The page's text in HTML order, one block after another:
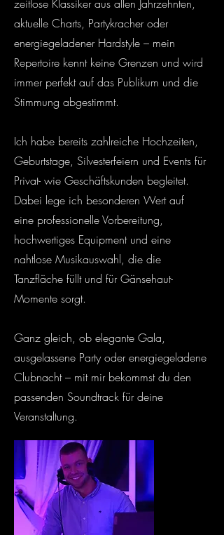
zeitlose Klassiker aus allen Jahrzehnten,
aktuelle Charts, Partykracher oder
energiegeladener Hardstyle – mein
Repertoire kennt keine Grenzen und wird
immer perfekt auf das Publikum und die
Stimmung abgestimmt.
Ich habe bereits zahlreiche Hochzeiten,
Geburtstage, Silvesterfeiern und Events für
Privat- wie Geschäftskunden begleitet.
Dabei lege ich besonderen Wert auf
eine professionelle Vorbereitung,
hochwertiges Equipment und eine
nahtlose Musikauswahl, die die
Tanzfläche füllt und für Gänsehaut-
Momente sorgt.
Ganz gleich, ob elegante Gala,
ausgelassene Party oder energiegeladene
Clubnacht – mit mir bekommst du den
passenden Soundtrack für deine
Veranstaltung.